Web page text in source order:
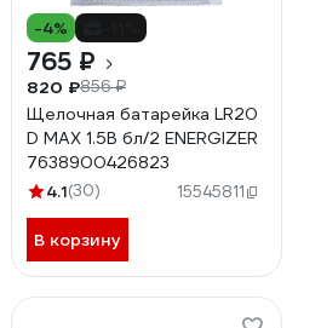
-4%
765 ₽
820 ₽856 ₽
Щелочная батарейка LR20
D MAX 1.5В бл/2 ENERGIZER
7638900426823
4.1(30) 15545811
В корзину